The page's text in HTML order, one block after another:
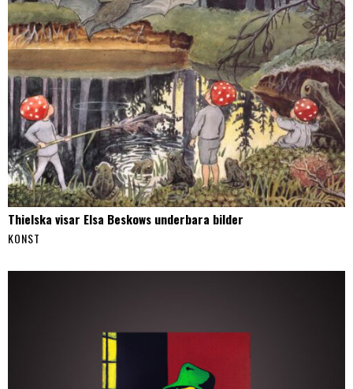
Thielska visar Elsa Beskows underbara bilder
KONST